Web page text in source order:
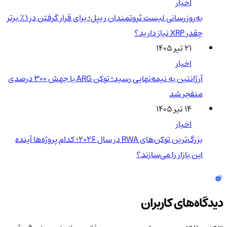
به‌روزرسانی لیست ثروتمندان ریپل؛ برای قرار گرفتن در ۱٪ برتر
چقدر XRP نیاز دارید؟
۲۱ تیر ۱۴۰۵
اخبار
آرژانتین به نیمه‌نهایی رسید؛ توکن ARG با جهش ۳۰۰ درصدی
منفجر شد
۱۴ تیر ۱۴۰۵
اخبار
بزرگ‌ترین توکن‌های RWA در سال ۲۰۲۶؛ کدام پروژه‌ها آینده
این بازار را می‌سازند؟
دیدگاه‌های کاربران